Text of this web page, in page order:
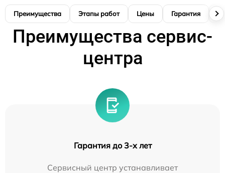
Преимущества Этапы работ Цены Гарантия
Преимущества сервис-
центра
Гарантия до 3-х лет
Сервисный центр устанавливает